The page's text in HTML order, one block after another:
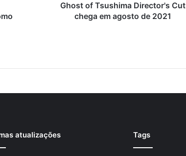
Ghost of Tsushima Director's Cut
chega em agosto de 2021
atualizações Tags